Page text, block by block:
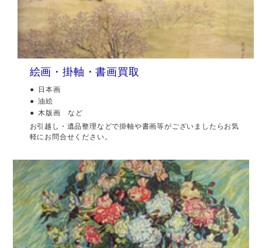
絵画・掛軸・書画買取
日本画
油絵
木版画 など
お引越し・遺品整理などで掛軸や書画等がございましたらお気
軽にお問合せください。